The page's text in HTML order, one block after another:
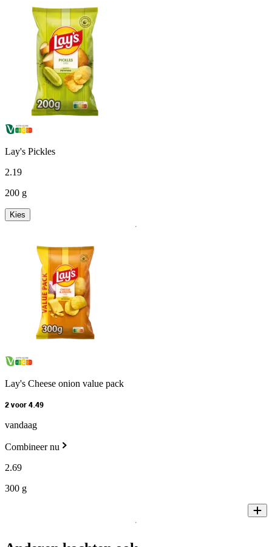
Lay's Pickles
2.19
200 g
Kies
Lay's Cheese onion value pack
2 voor 4.49
vandaag
Combineer nu
2.69
300 g